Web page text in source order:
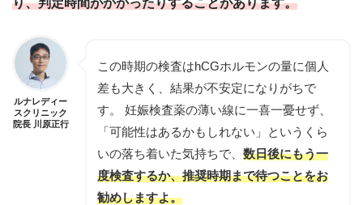
り、判定時間がかかったりすることがあります。
ルナレディー
スクリニック
院長 川原正行
この時期の検査はhCGホルモンの量に個人
差も大きく、結果が不安定になりがちで
す。 妊娠検査薬の薄い線に一喜一憂せず、
「可能性はあるかもしれない」というくら
いの落ち着いた気持ちで、 数日後にもう一
度検査するか、推奨時期まで待つことをお
勧めしますよ。